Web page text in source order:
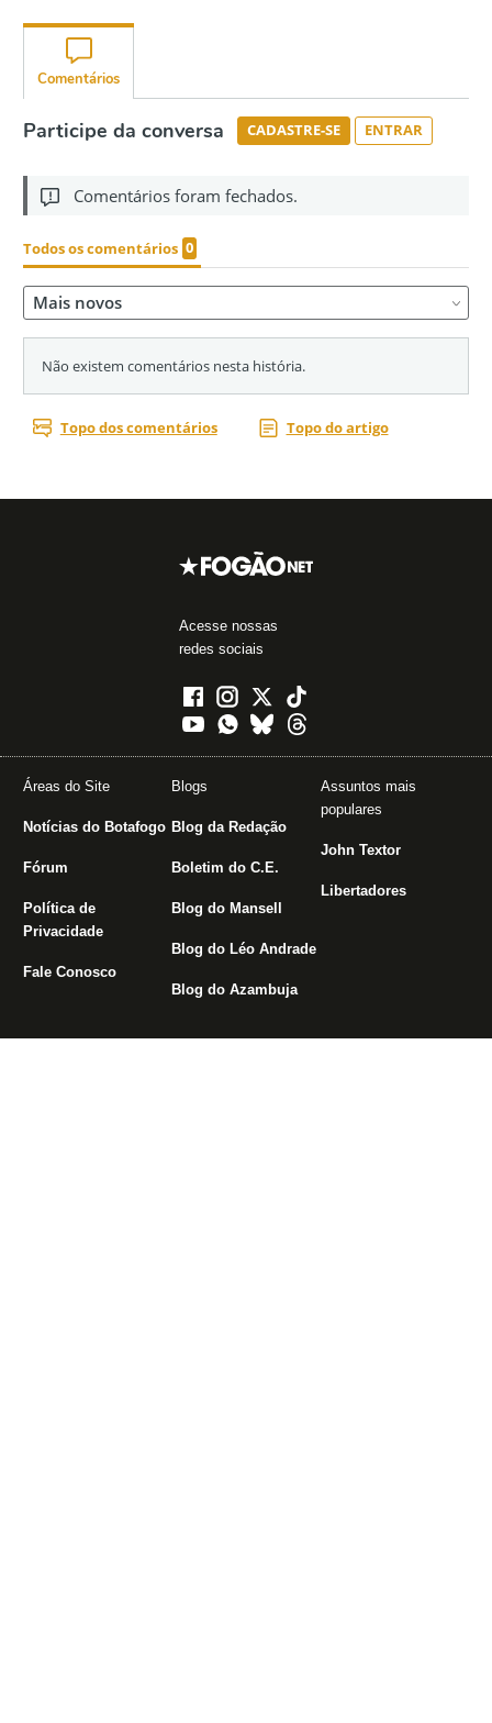
Acesse nossas
redes sociais
Áreas do Site
Notícias do Botafogo
Fórum
Política de
Privacidade
Fale Conosco
Blogs
Blog da Redação
Boletim do C.E.
Blog do Mansell
Blog do Léo Andrade
Blog do Azambuja
Assuntos mais
populares
John Textor
Libertadores